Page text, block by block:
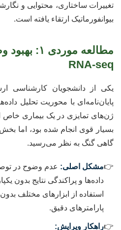
تغییرات ساختاری، محتوایی و
بیوانفورماتیک ارتقاء یافته است.
مطالعه
RNA-seq
یکی از دانشجویان کارشناسی
ژن‌های تمایزی در یک بیماری خاص
بسیار قوی انجام شده بود، اما بخش
گاهی گنگ به نظر می‌رسید.
مشکل اصلی:
داده‌ها و پراکندگی نتایج بدون
استفاده از ابزارهای مختلف
پارامترهای دقیق.
راهکار ویرایش: